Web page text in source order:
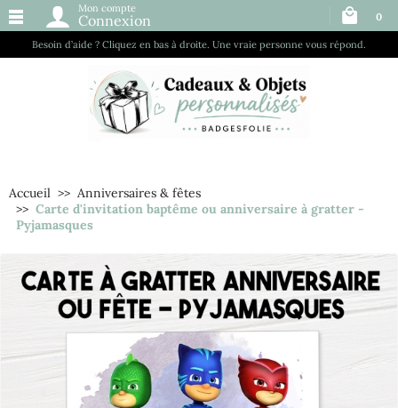
Besoin d’aide ? Cliquez en bas à droite. Une vraie personne vous répond.
Mon compte
Connexion 0
Accueil
Anniversaires & fêtes
Carte d'invitation baptême ou anniversaire à gratter -
Pyjamasques